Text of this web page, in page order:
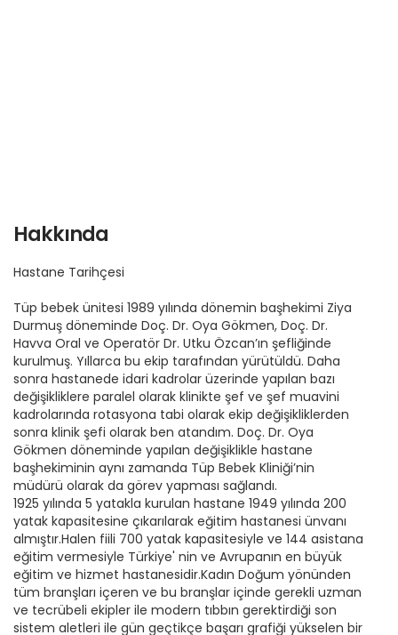
Hakkında
Hastane Tarihçesi
Tüp bebek ünitesi 1989 yılında dönemin başhekimi Ziya
Durmuş döneminde Doç. Dr. Oya Gökmen, Doç. Dr.
Havva Oral ve Operatör Dr. Utku Özcan’ın şefliğinde
kurulmuş. Yıllarca bu ekip tarafından yürütüldü. Daha
sonra hastanede idari kadrolar üzerinde yapılan bazı
değişikliklere paralel olarak klinikte şef ve şef muavini
kadrolarında rotasyona tabi olarak ekip değişikliklerden
sonra klinik şefi olarak ben atandım. Doç. Dr. Oya
Gökmen döneminde yapılan değişiklikle hastane
başhekiminin aynı zamanda Tüp Bebek Kliniği’nin
müdürü olarak da görev yapması sağlandı.
1925 yılında 5 yatakla kurulan hastane 1949 yılında 200
yatak kapasitesine çıkarılarak eğitim hastanesi ünvanı
almıştır.Halen fiili 700 yatak kapasitesiyle ve 144 asistana
eğitim vermesiyle Türkiye' nin ve Avrupanın en büyük
eğitim ve hizmet hastanesidir.Kadın Doğum yönünden
tüm branşları içeren ve bu branşlar içinde gerekli uzman
ve tecrübeli ekipler ile modern tıbbın gerektirdiği son
sistem aletleri ile gün geçtikçe başarı grafiği yükselen bir